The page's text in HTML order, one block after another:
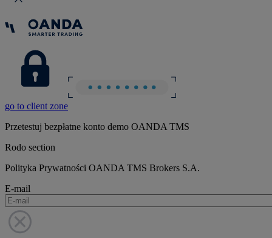
go to client zone
Przetestuj bezpłatne konto demo OANDA TMS
Rodo section
Polityka Prywatności OANDA TMS Brokers S.A.
E-mail